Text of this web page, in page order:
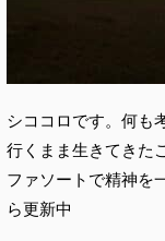
シココロです。何も
行くまま生きてきた
ファソートで精神を
ら更新中